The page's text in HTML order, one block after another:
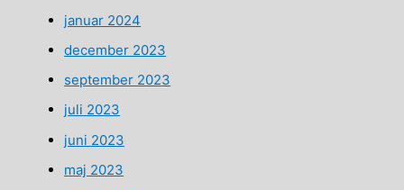
januar 2024
december 2023
september 2023
juli 2023
juni 2023
maj 2023